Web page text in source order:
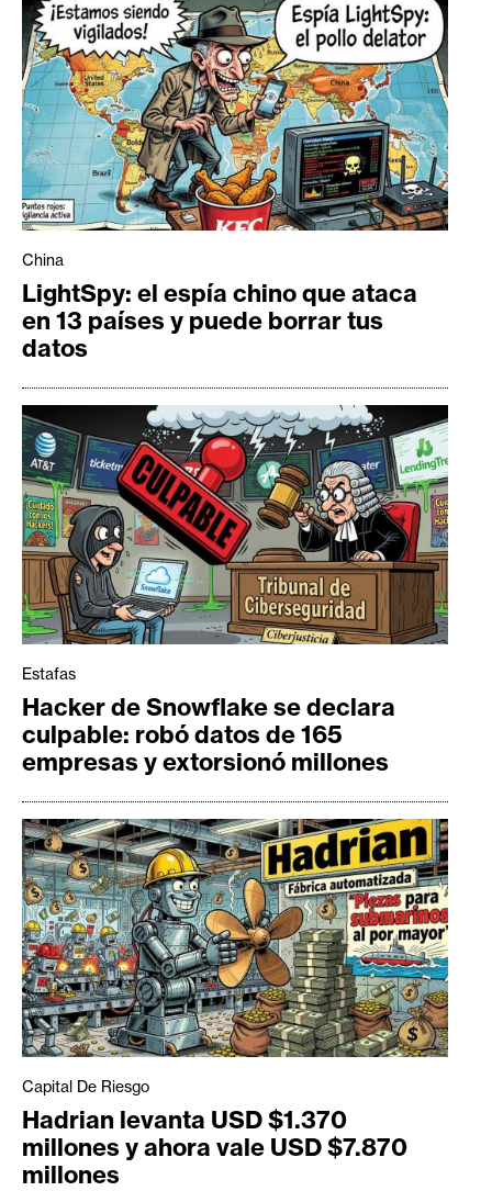
China
LightSpy: el espía chino que ataca
en 13 países y puede borrar tus
datos
Estafas
Hacker de Snowflake se declara
culpable: robó datos de 165
empresas y extorsionó millones
Capital De Riesgo
Hadrian levanta USD $1.370
millones y ahora vale USD $7.870
millones